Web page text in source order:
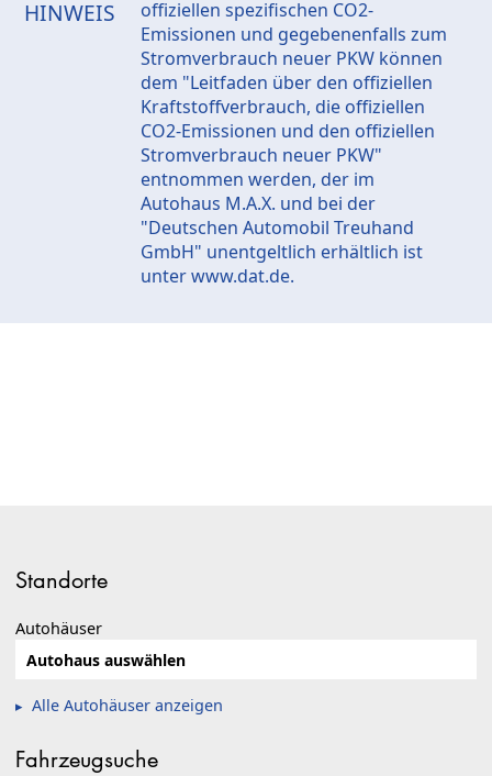
HINWEIS
offiziellen spezifischen CO2-
Emissionen und gegebenenfalls zum
Stromverbrauch neuer PKW können
dem "Leitfaden über den offiziellen
Kraftstoffverbrauch, die offiziellen
CO2-Emissionen und den offiziellen
Stromverbrauch neuer PKW"
entnommen werden, der im
Autohaus M.A.X. und bei der
"Deutschen Automobil Treuhand
GmbH" unentgeltlich erhältlich ist
unterwww.dat.de.
Standorte
Autohäuser
Alle Autohäuser anzeigen
Fahrzeugsuche